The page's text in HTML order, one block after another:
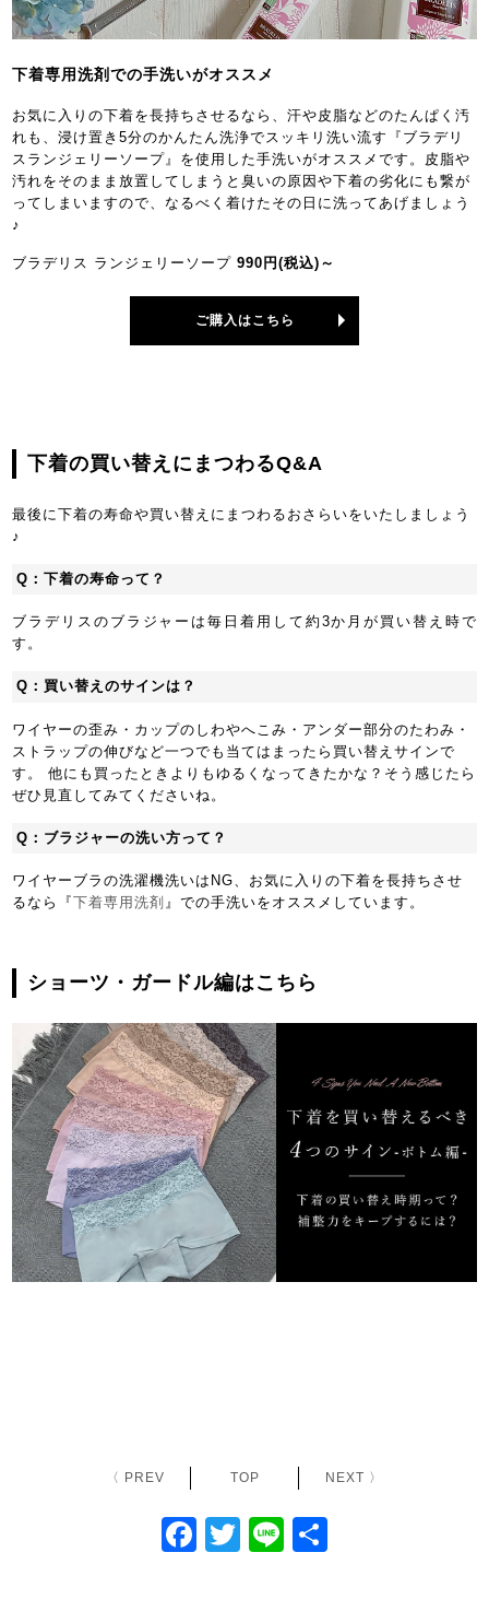
下着専用洗剤での手洗いがオススメ
お気に入りの下着を長持ちさせるなら、汗や皮脂などのたんぱく汚
れも、浸け置き5分のかんたん洗浄でスッキリ洗い流す『ブラデリ
スランジェリーソープ』を使用した手洗いがオススメです。皮脂や
汚れをそのまま放置してしまうと臭いの原因や下着の劣化にも繋が
ってしまいますので、なるべく着けたその日に洗ってあげましょう
♪
ブラデリス ランジェリーソープ990円(税込)～
ご購入はこちら
下着の買い替えにまつわるQ&A
最後に下着の寿命や買い替えにまつわるおさらいをいたしましょう
♪
Q：下着の寿命って？
ブラデリスのブラジャーは毎日着用して約3か月が買い替え時で
す。
Q：買い替えのサインは？
ワイヤーの歪み・カップのしわやへこみ・アンダー部分のたわみ・
ストラップの伸びなど一つでも当てはまったら買い替えサインで
す。 他にも買ったときよりもゆるくなってきたかな？そう感じたら
ぜひ見直してみてくださいね。
Q：ブラジャーの洗い方って？
ワイヤーブラの洗濯機洗いはNG、お気に入りの下着を長持ちさせ
るなら『下着専用洗剤 』での手洗いをオススメしています。
ショーツ・ガードル編はこちら
〈 PREV TOP NEXT 〉
F
T
Li